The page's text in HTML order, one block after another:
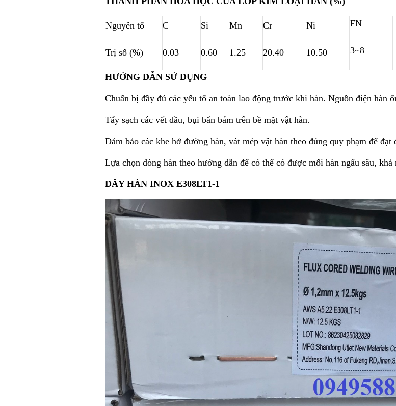
Nguyên tố C Si Mn Cr Ni FN
Trị số (%) 0.03 0.60 1.25 20.40 10.50 3~8
HƯỚNG DẪN SỬ DỤNG
Chuẩn bị đầy đủ các yếu tố an toàn lao động trước khi hàn. Nguồn điện hàn
Tẩy sạch các vết dầu, bụi bẩn bám trên bề mặt vật hàn.
Đảm bảo các khe hở đường hàn, vát mép vật hàn theo đúng quy phạm để đạt
Lựa chọn dòng hàn theo hướng dẫn để có thể có được mối hàn ngấu sâu, khả
DÂY HÀN INOX E308LT1-1